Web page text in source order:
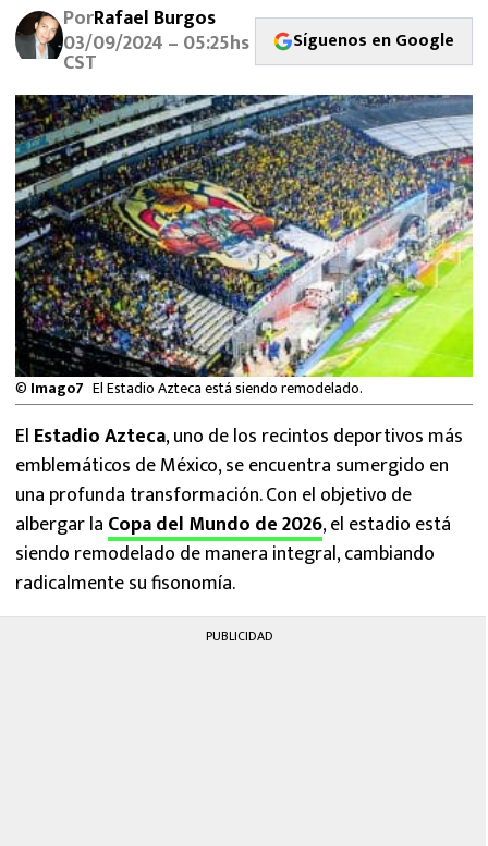
FUTBOL INTERNACIONAL
MEXICANOS EN EL EXTRANJERO
FUTBOL ESTUFA
FÓRMULA 1
BOXEO
LIGA MX
NFL
PorRafael Burgos
03/09/2024 – 05:25hs
CST
Síguenos en Google
© Imago7 El Estadio Azteca está siendo remodelado.
El Estadio Azteca, uno de los recintos deportivos más
emblemáticos de México, se encuentra sumergido en
una profunda transformación. Con el objetivo de
albergar la Copa del Mundo de 2026, el estadio está
siendo remodelado de manera integral, cambiando
radicalmente su fisonomía.
PUBLICIDAD